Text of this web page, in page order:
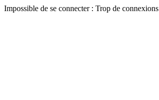
Impossible de se connecter : Trop de connexions